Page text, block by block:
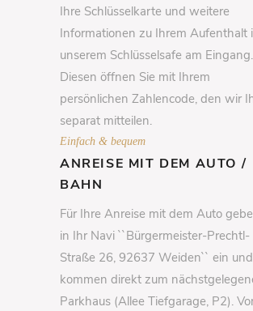
Ihre Schlüsselkarte und weitere
Informationen zu Ihrem Aufenthalt
unserem Schlüsselsafe am Eingang.
Diesen öffnen Sie mit Ihrem
persönlichen Zahlencode, den wir
separat mitteilen.
Einfach & bequem
ANREISE MIT DEM AUTO /
BAHN
Für Ihre Anreise mit dem Auto
in Ihr Navi ``Bürgermeister-Prechtl-
Straße 26, 92637 Weiden`` ein
kommen direkt zum
Parkhaus (Allee Tiefgarage, P2).